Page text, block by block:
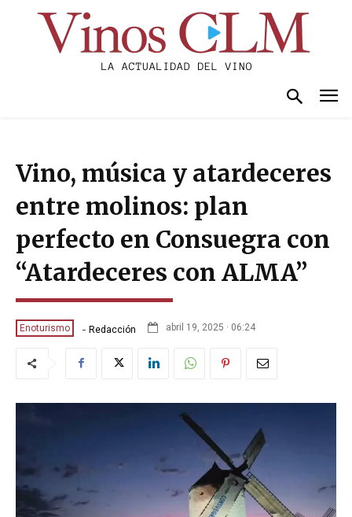
Vino, música y atardeceres
entre molinos: plan
perfecto en Consuegra con
“Atardeceres con ALMA”
Enoturismo - Redacción abril 19, 2025 · 06:24